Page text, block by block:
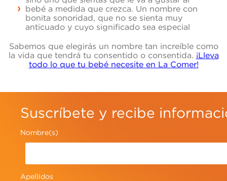
bebé a medida que crezca. Un nombre con
bonita sonoridad, que no se sienta muy
anticuado y cuyo significado sea especial
Sabemos que elegirás un nombre tan increíble como
la vida que tendrá tu consentido o consentida. ¡Lleva
todo lo que tu bebé necesite en La Comer!
Suscríbete y recibe
Nombre(s)
Apellidos